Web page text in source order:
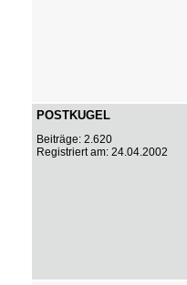
POSTKUGEL
Beiträge: 2.620
Registriert am: 24.04.2002